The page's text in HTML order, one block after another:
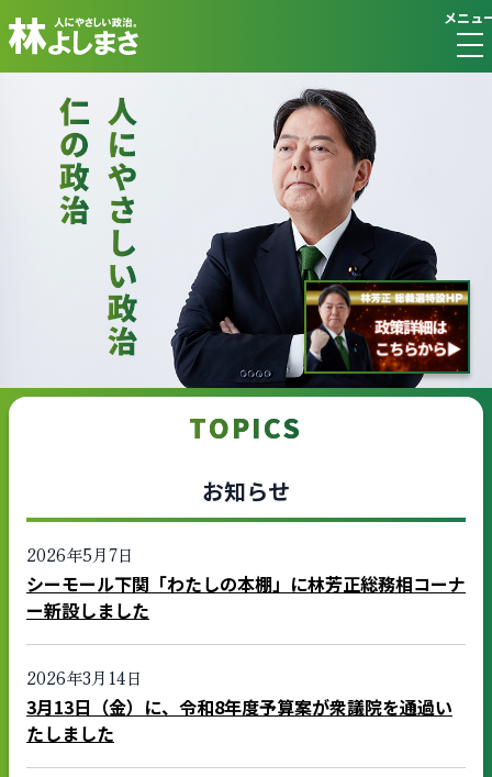
メニュ
TOPICS
お知らせ
2026年5月7日
シーモール下関「わたしの本棚」に林芳正総務相コーナ
ー新設しました
2026年3月14日
3月13日（金）に、令和8年度予算案が衆議院を通過い
たしました